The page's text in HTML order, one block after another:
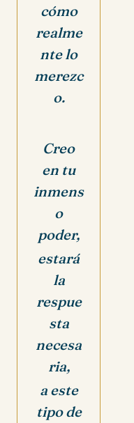
cómo
realme
nte lo
merezc
o.
Creo
en tu
inmens
o
poder,
estará
la
respue
sta
necesa
ria,
a este
tipo de